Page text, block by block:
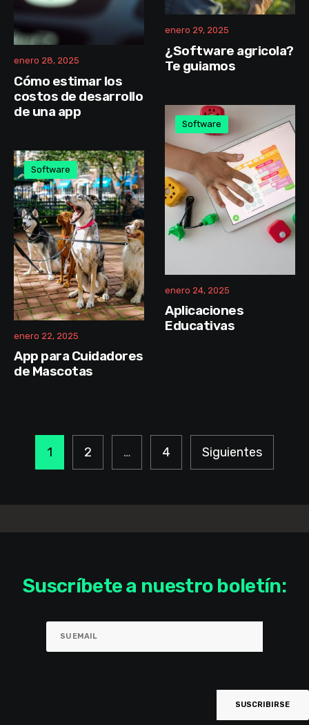
enero 29, 2025
¿Software agricola?
Te guiamos
enero 28, 2025
Cómo estimar los
costos de desarrollo
de una app
Software
enero 24, 2025
Aplicaciones
Educativas
Software
enero 22, 2025
App para Cuidadores
de Mascotas
pagination
1 2 … 4 Siguientes
Suscríbete a nuestro boletín: